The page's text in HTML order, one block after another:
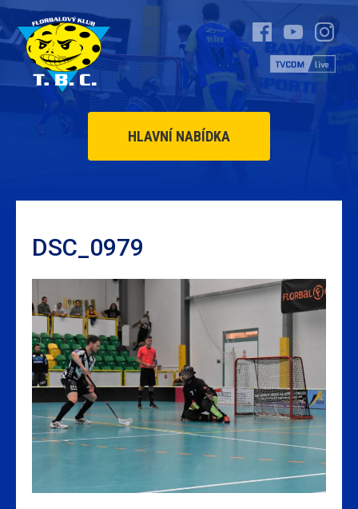
HLAVNÍ NABÍDKA
DSC_0979